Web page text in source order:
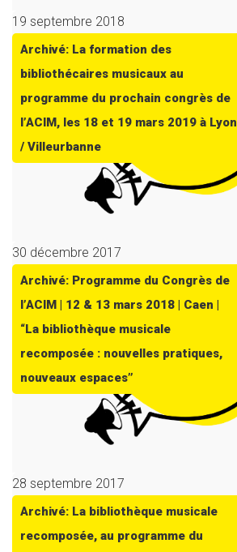
19 septembre 2018
Archivé: La formation des
bibliothécaires musicaux au
programme du prochain congrès de
l’ACIM, les 18 et 19 mars 2019 à Lyon
/ Villeurbanne
30 décembre 2017
Archivé: Programme du Congrès de
l’ACIM | 12 & 13 mars 2018 | Caen |
“La bibliothèque musicale
recomposée : nouvelles pratiques,
nouveaux espaces”
28 septembre 2017
Archivé: La bibliothèque musicale
recomposée, au programme du